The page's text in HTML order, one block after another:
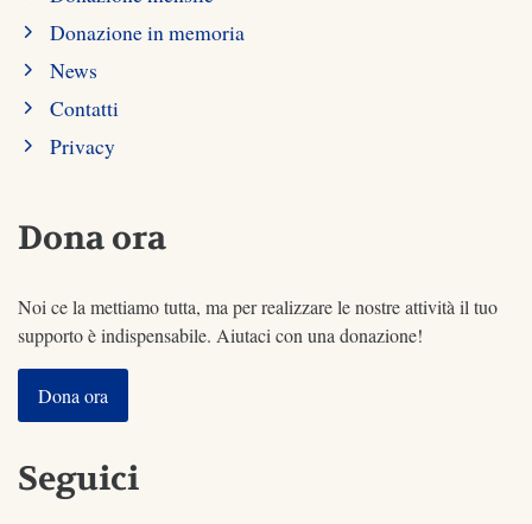
Donazione in memoria
News
Contatti
Privacy
Dona ora
Noi ce la mettiamo tutta, ma per realizzare le nostre attività il tuo
supporto è indispensabile. Aiutaci con una donazione!
Dona ora
Seguici